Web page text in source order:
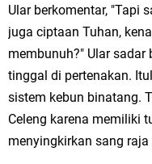
Ular berkomentar, "Tapi
juga ciptaan Tuhan,
membunuh?" Ular
tinggal di pertenakan.
sistem kebun binatang.
Celeng karena memiliki
menyingkirkan sang raja